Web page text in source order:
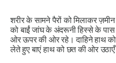
शरीर के सामने पैरों को मिलाकर
को बाईं जांघ के अंदरूनी हिस्से के
ओर ऊपर की ओर रहे। दाहिने हाथ
लेते हुए बाएं हाथ को छत की ओर